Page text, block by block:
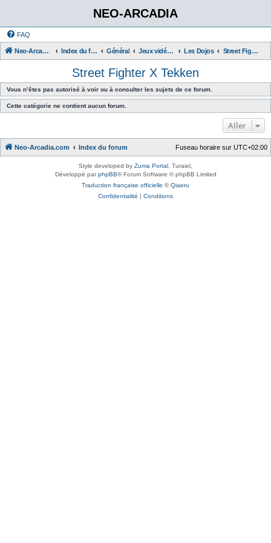
NEO-ARCADIA
FAQ
Neo-Arcadia.com Index du forum Général Jeux vidéo d'arcade Les Dojos Street Fighter X Tekken
Street Fighter X Tekken
Vous n’êtes pas autorisé à voir ou à consulter les sujets de ce forum.
Cette catégorie ne contient aucun forum.
Aller
Neo-Arcadia.com Index du forum Fuseau horaire sur UTC+02:00
Style developed by Zuma Portal , Turaiel,
Développé parphpBB® Forum Software © phpBB Limited
Traduction française officielle ©Qiaeru
Confidentialité | Conditions